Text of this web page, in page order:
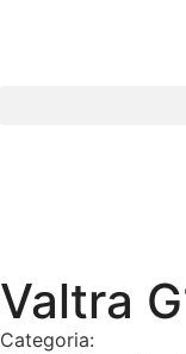
Valtra
Categoria: